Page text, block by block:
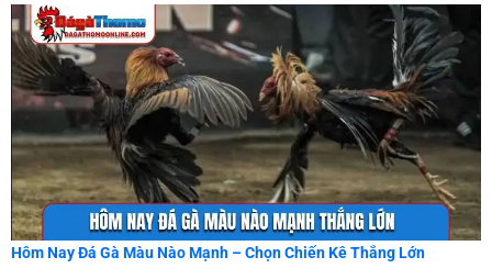
Hôm Nay Đá Gà Màu Nào Mạnh – Chọn Chiến Kê Thắng Lớn